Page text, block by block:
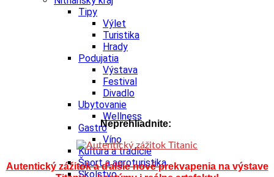
Tipy
Výlet
Turistika
Hrady
Podujatia
Výstava
Festival
Divadlo
Ubytovanie
Wellness
Gastro
Víno
Kultúra a tradície
Šport a agroturistika
Školstvo
Neprehliadnite:
Autentický zážitok a ďalšie nové prekvapenia na výstave